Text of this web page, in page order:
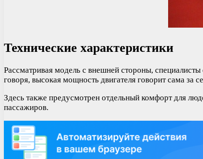
Технические характеристики
Рассматривая модель с внешней стороны,
говоря, высокая мощность двигателя говорит сама за
Здесь также предусмотрен отдельный комфорт для
пассажиров.